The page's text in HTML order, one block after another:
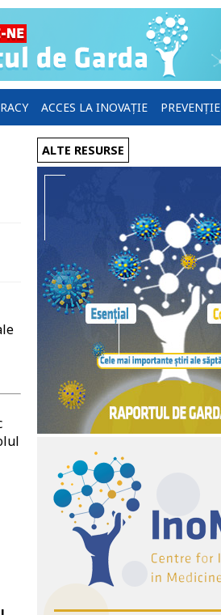
ACCES LA INOVAȚIE PREVENȚIE
ALTE RESURSE